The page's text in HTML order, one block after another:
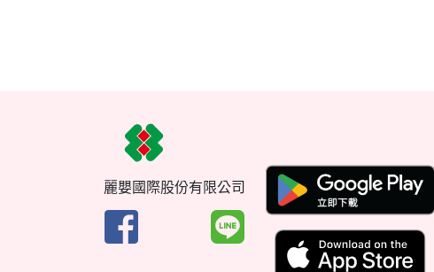
麗嬰國際股份有限公司